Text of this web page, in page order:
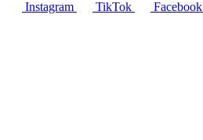
Instagram
TikTok Facebook